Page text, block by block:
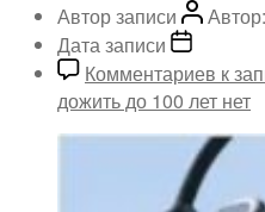
Автор записи Автор:
Дата записи
Комментариев к
дожить до 100 лет нет